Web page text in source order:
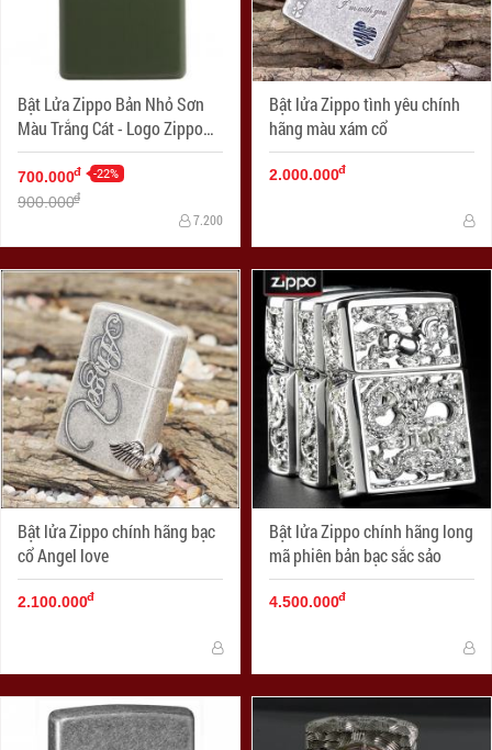
Bật Lửa Zippo Bản Nhỏ Sơn
Màu Trắng Cát - Logo Zippo
SKU 1627ZL- Zippo Slim®
Green Matte Zippo Logo
700.000đ -22%
900.000đ
7.200
Bật lửa Zippo tình yêu chính
hãng màu xám cổ
2.000.000đ
Bật lửa Zippo chính hãng bạc
cổ Angel love
2.100.000đ
Bật lửa Zippo chính hãng long
mã phiên bản bạc sắc sảo
4.500.000đ